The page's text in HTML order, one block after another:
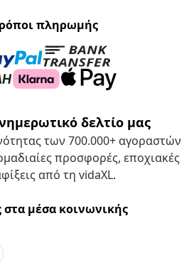
πληρωμής
δελτίο μας
των 700.000+ αγοραστών
προσφορές, εποχιακές
από τη vidaXL.
στα μέσα κοινωνικής